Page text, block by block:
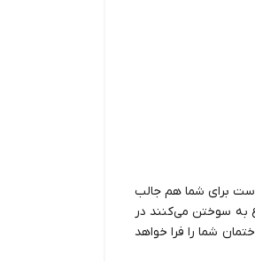
برای شما هم جالب
به سوختن می‌کنند در
و کمتر از 20 دقیقه آتش تمام ساختمان شما را فرا خواهد